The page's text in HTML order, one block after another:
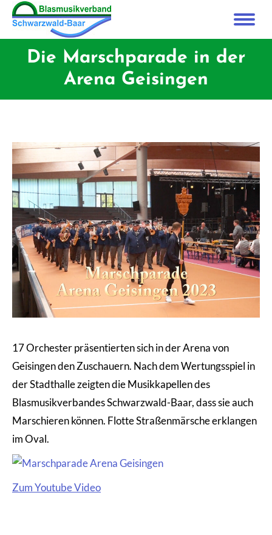
Die Marschparade in der
Arena Geisingen
17 Orchester präsentierten sich in der Arena von
Geisingen den Zuschauern. Nach dem Wertungsspiel in
der Stadthalle zeigten die Musikkapellen des
Blasmusikverbandes Schwarzwald-Baar, dass sie auch
Marschieren können. Flotte Straßenmärsche erklangen
im Oval.
Zum Youtube Video